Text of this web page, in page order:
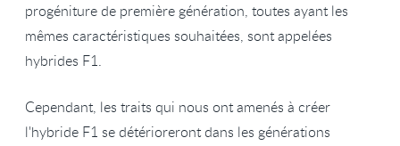
progéniture de première génération, toutes ayant les
mêmes caractéristiques souhaitées, sont appelées
hybrides F1.
Cependant, les traits qui nous ont amenés à créer
l'hybride F1 se détérioreront dans les générations